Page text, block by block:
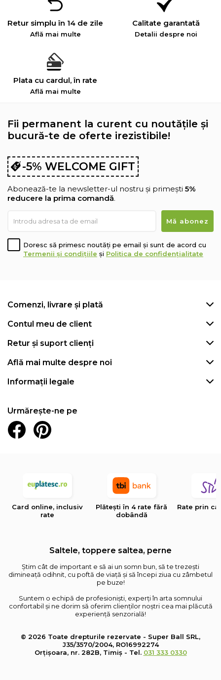
Retur simplu în 14 de zile
Află mai multe
Calitate garantată
Detalii despre noi
Plata cu cardul, în rate
Află mai multe
Fii permanent la curent cu noutățile și
bucură-te de oferte irezistibile!
-5% WELCOME GIFT
Abonează-te la newsletter-ul nostru și primești 5%
reducere la prima comandă.
Doresc să primesc noutăți pe email și sunt de acord cu
Termenii și condițiile și Politica de confidențialitate
Comenzi, livrare și plată
Contul meu de client
Retur și suport clienți
Află mai multe despre noi
Informații legale
Urmărește-ne pe
Card online, inclusiv
rate
Plătești în 4 rate fără
dobândă
Rate prin
Saltele, toppere saltea, perne
Știm cât de important e să ai un somn bun, să te trezești
dimineață odihnit, cu poftă de viață și să începi ziua cu zâmbetul
pe buze!
Suntem o echipă de profesioniști, experți în arta somnului
confortabil și ne dorim să oferim clienților noștri cea mai plăcută
experiență senzorială!
© 2026 Toate drepturile rezervate - Super Ball SRL,
J35/3570/2004, RO16992274
Orțișoara, nr. 282B, Timiș - Tel. 031 333 0330